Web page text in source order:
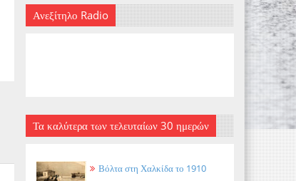
Ανεξίτηλο Radio
Τα καλύτερα των τελευταίων 30 ημερών
Βόλτα στη Χαλκίδα το 1910